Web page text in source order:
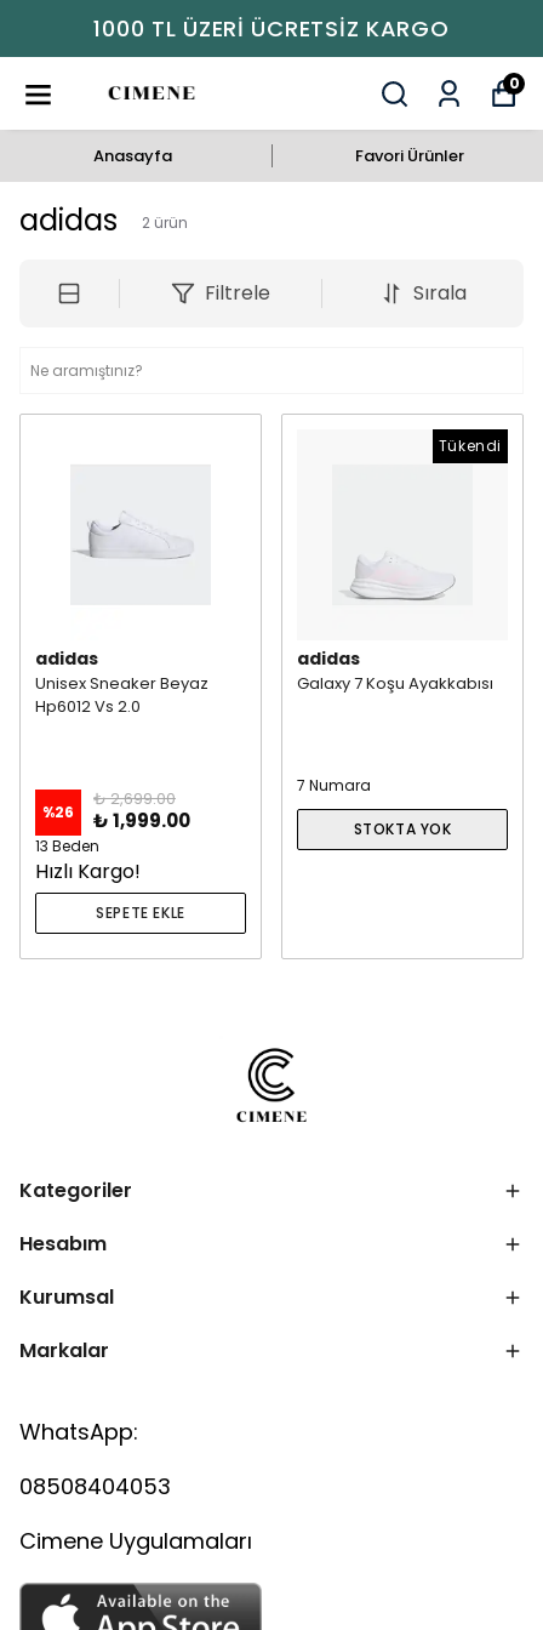
1000 TL ÜZERI ÜCRETSIZ KARGO
0
Anasayfa Favori Ürünler
adidas 2 ürün
Filtrele Sırala
adidas
Unisex Sneaker Beyaz
Hp6012 Vs 2.0
%26
₺ 2,699.00
₺ 1,999.00
13 Beden
Hızlı Kargo!
SEPETE EKLE
Tükendi
adidas
Galaxy 7 Koşu Ayakkabısı
7 Numara
STOKTA YOK
Kategoriler
Hesabım
Kurumsal
Markalar
WhatsApp:
08508404053
Cimene Uygulamaları